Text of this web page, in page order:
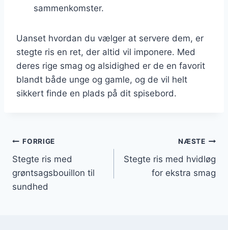
sammenkomster.
Uanset hvordan du vælger at servere dem, er
stegte ris en ret, der altid vil imponere. Med
deres rige smag og alsidighed er de en favorit
blandt både unge og gamle, og de vil helt
sikkert finde en plads på dit spisebord.
Indlægsnavigation
FORRIGE
Stegte ris med
grøntsagsbouillon til
sundhed
NÆSTE
Stegte ris med hvidløg
for ekstra smag